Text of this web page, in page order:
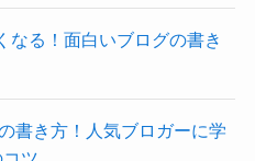
なる！面白いブログの書き
書き方！人気ブロガーに学